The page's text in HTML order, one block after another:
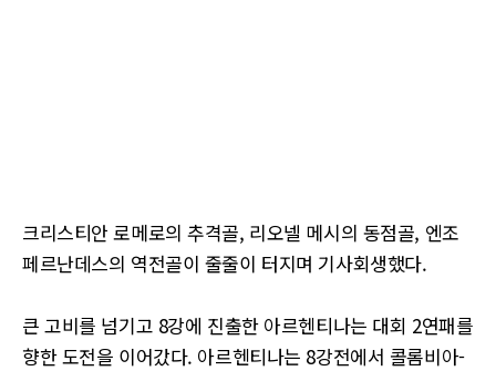
크리스티안 로메로의 추격골, 리오넬 메시의 동점골, 엔조
페르난데스의 역전골이 줄줄이 터지며 기사회생했다.
큰 고비를 넘기고 8강에 진출한 아르헨티나는 대회 2연패를
향한 도전을 이어갔다. 아르헨티나는 8강전에서 콜롬비아-